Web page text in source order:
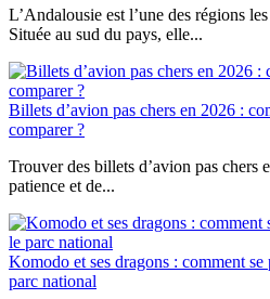
L’Andalousie est l’une des régions
Située au sud du pays, elle...
Billets d’avion pas chers en 2026 :
comparer ?
Trouver des billets d’avion pas chers
patience et de...
Komodo et ses dragons : comment
parc national